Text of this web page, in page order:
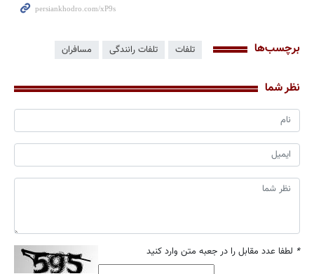
برچسب‌ها تلفات تلفات رانندگی مسافران
نظر شما
* لطفا عدد مقابل را در جعبه متن وارد کنید